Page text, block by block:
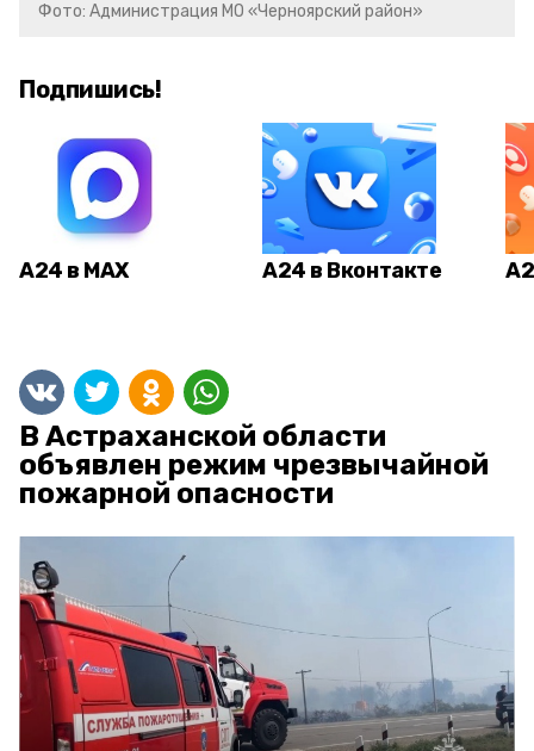
Фото: Администрация МО «Черноярский район»
Подпишись!
А24 в MAX А24 в Вконтакте
В Астраханской области
объявлен режим чрезвычайной
пожарной опасности